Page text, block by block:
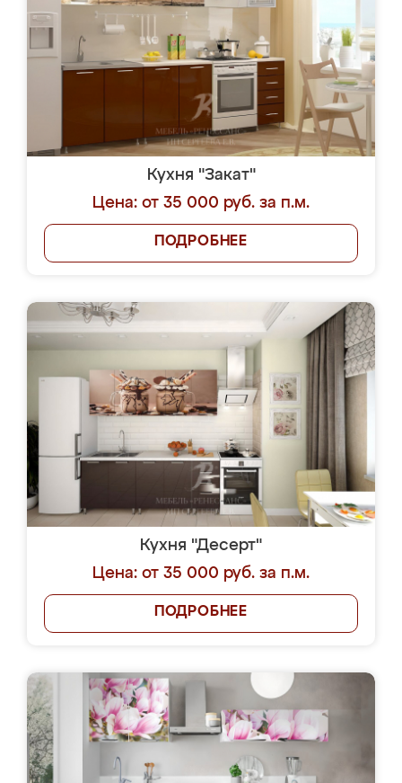
Кухня "Закат"
Цена: от 35 000 руб. за п.м.
ПОДРОБНЕЕ
Кухня "Десерт"
Цена: от 35 000 руб. за п.м.
ПОДРОБНЕЕ